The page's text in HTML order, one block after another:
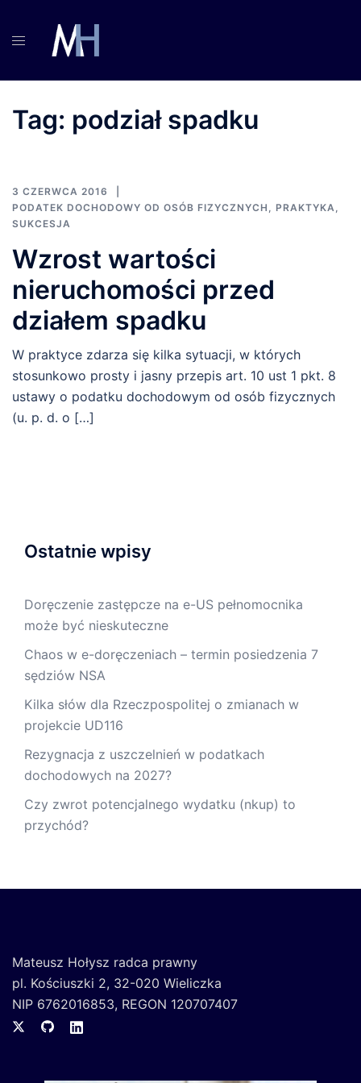
Tag: podział spadku
3 CZERWCA 2016
PODATEK DOCHODOWY OD OSÓB FIZYCZNYCH , PRAKTYKA,
SUKCESJA
Wzrost wartości
nieruchomości przed
działem spadku
W praktyce zdarza się kilka sytuacji, w których
stosunkowo prosty i jasny przepis art. 10 ust 1 pkt. 8
ustawy o podatku dochodowym od osób fizycznych
(u. p. d. o […]
Ostatnie wpisy
Doręczenie zastępcze na e-US pełnomocnika
może być nieskuteczne
Chaos w e-doręczeniach – termin posiedzenia 7
sędziów NSA
Kilka słów dla Rzeczpospolitej o zmianach w
projekcie UD116
Rezygnacja z uszczelnień w podatkach
dochodowych na 2027?
Czy zwrot potencjalnego wydatku (nkup) to
przychód?
Mateusz Hołysz radca prawny
pl. Kościuszki 2, 32-020 Wieliczka
NIP 6762016853, REGON 120707407